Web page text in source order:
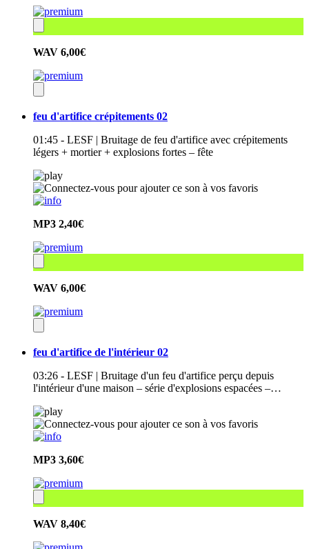
WAV 6,00€
feu d'artifice crépitements 02
01:45 - LESF | Bruitage de feu d'artifice avec crépitements
légers + mortier + explosions fortes – fête
MP3 2,40€
WAV 6,00€
feu d'artifice de l'intérieur 02
03:26 - LESF | Bruitage d'un feu d'artifice perçu depuis
l'intérieur d'une maison – série d'explosions espacées –…
MP3 3,60€
WAV 8,40€